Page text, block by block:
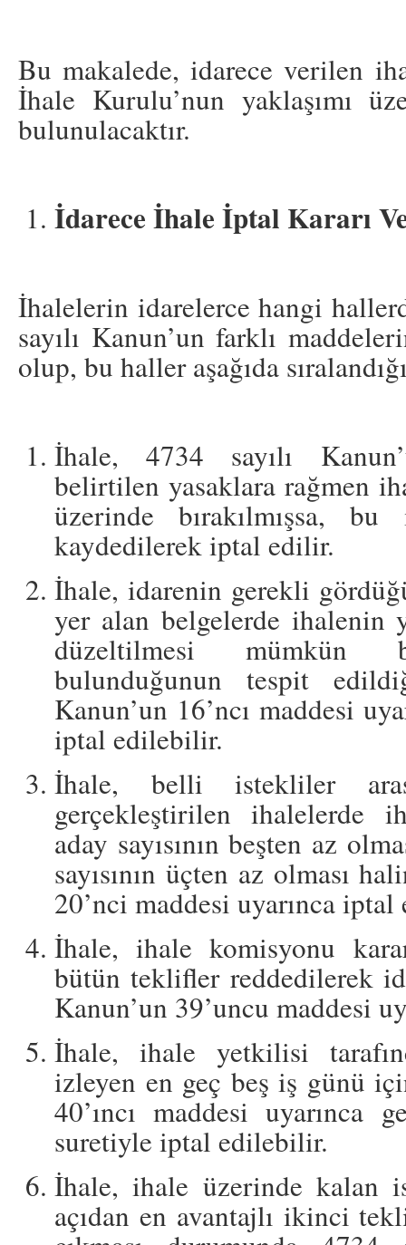
Bu makalede, idarece verilen
İhale Kurulu’nun yaklaşımı
bulunulacaktır.
İdarece İhale İptal Kararı
İhalelerin idarelerce hangi
sayılı Kanun’un farklı
olup, bu haller aşağıda
İhale, 4734 sayılı
belirtilen yasaklara rağmen
üzerinde bırakılmışsa,
kaydedilerek iptal edilir.
İhale, idarenin gerekli
yer alan belgelerde ihalenin
düzeltilmesi mümkün
bulunduğunun tespit
Kanun’un 16’ncı maddesi
iptal edilebilir.
İhale, belli istekliler
gerçekleştirilen ihalelerde
aday sayısının beşten az
sayısının üçten az olması
20’nci maddesi uyarınca
İhale, ihale komisyonu
bütün teklifler reddedilerek
Kanun’un 39’uncu maddesi
İhale, ihale yetkilisi
izleyen en geç beş iş günü
40’ıncı maddesi uyarınca
suretiyle iptal edilebilir.
İhale, ihale üzerinde kalan
açıdan en avantajlı ikinci